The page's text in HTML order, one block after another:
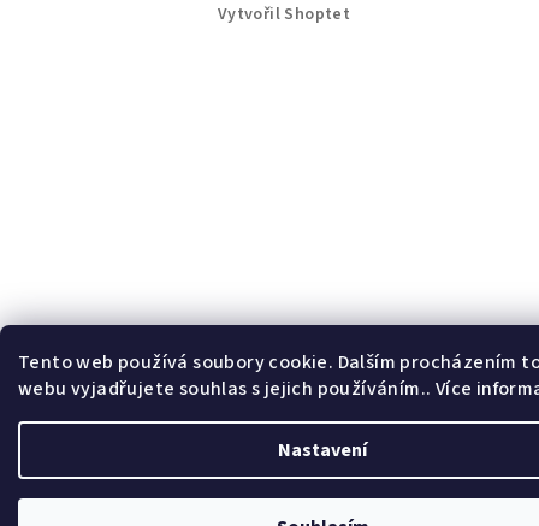
Tento web používá soubory cookie. Dalším procházením
webu vyjadřujete souhlas s jejich používáním.. Více
Nastavení
Vytvořil Shoptet